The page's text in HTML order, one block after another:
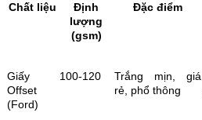
Chất liệu
Định
lượng
(gsm)
Đặc điểm
Giấy
Offset
(Ford)
100-120
Trắng mịn, giá
rẻ, phổ thông